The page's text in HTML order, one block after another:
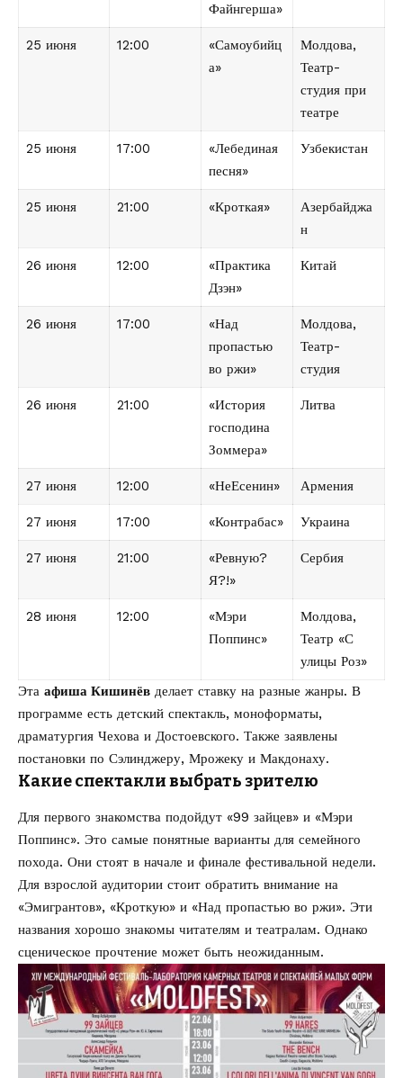
Файнгерша»
25 июня 12:00
«Самоубийц
а»
Молдова,
Театр-
студия при
театре
25 июня 17:00
«Лебединая
песня»
Узбекистан
25 июня 21:00 «Кроткая»
Азербайджа
н
26 июня 12:00
«Практика
Дзэн»
Китай
26 июня 17:00
«Над
пропастью
во ржи»
Молдова,
Театр-
студия
26 июня 21:00
«История
господина
Зоммера»
Литва
27 июня 12:00 «НеЕсенин» Армения
27 июня 17:00 «Контрабас» Украина
27 июня 21:00
«Ревную?
Я?!»
Сербия
28 июня 12:00
«Мэри
Поппинс»
Молдова,
Театр «С
улицы Роз»
Эта афиша Кишинёв делает ставку на разные жанры. В
программе есть детский спектакль, моноформаты,
драматургия Чехова и Достоевского. Также заявлены
постановки по Сэлинджеру, Мрожеку и Макдонаху.
Какие спектакли выбрать зрителю
Для первого знакомства подойдут «99 зайцев» и «Мэри
Поппинс». Это самые понятные варианты для семейного
похода. Они стоят в начале и финале фестивальной недели.
Для взрослой аудитории стоит обратить внимание на
«Эмигрантов», «Кроткую» и «Над пропастью во ржи». Эти
названия хорошо знакомы читателям и театралам. Однако
сценическое прочтение может быть неожиданным.